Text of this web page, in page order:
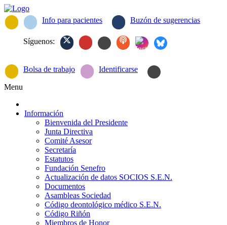
Info para pacientes Buzón de sugerencias
Síguenos:
Bolsa de trabajo Identificarse
Menu
Información
Bienvenida del Presidente
Junta Directiva
Comité Asesor
Secretaría
Estatutos
Fundación Senefro
Actualización de datos SOCIOS S.E.N.
Documentos
Asambleas Sociedad
Código deontológico médico S.E.N.
Código Riñón
Miembros de Honor